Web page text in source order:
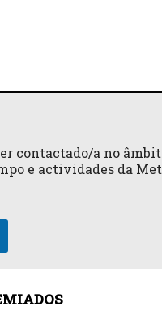
contactado/a no
e actividades da